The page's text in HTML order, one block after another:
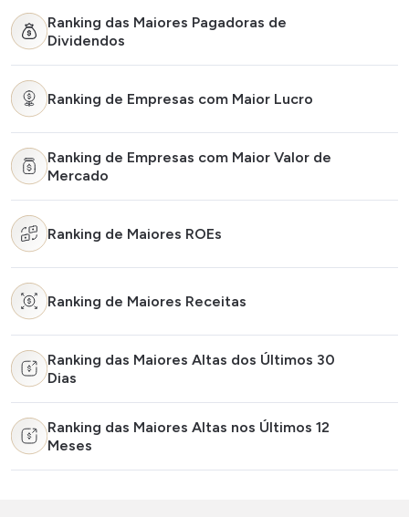
Ranking das Maiores Pagadoras de
Dividendos
Ranking de Empresas com Maior Lucro
Ranking de Empresas com Maior Valor de
Mercado
Ranking de Maiores ROEs
Ranking de Maiores Receitas
Ranking das Maiores Altas dos Últimos 30
Dias
Ranking das Maiores Altas nos Últimos 12
Meses